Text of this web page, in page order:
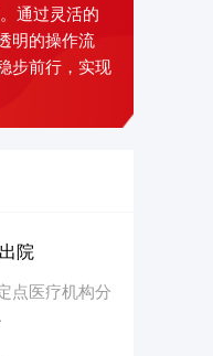
通过灵活的
明的操作流
步前行，实现
院
点医疗机构分